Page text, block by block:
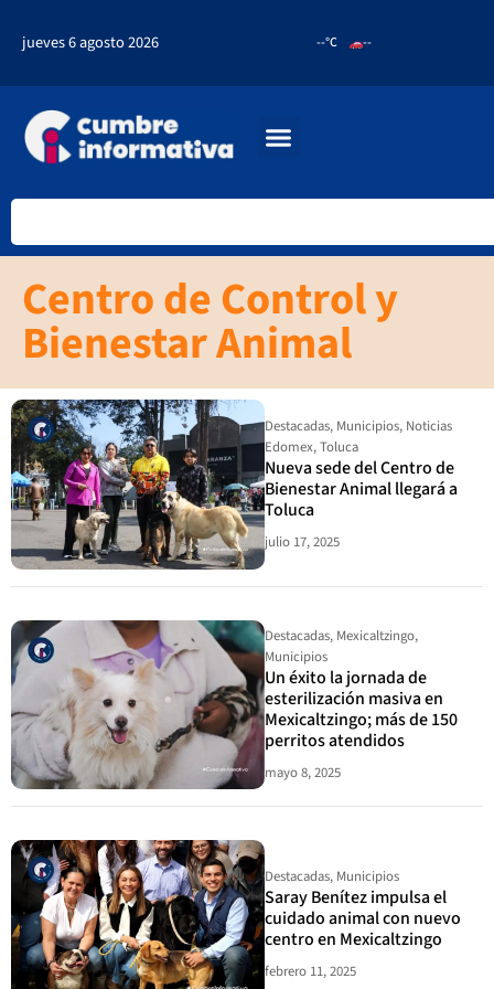
jueves 6 agosto 2026 --°C --
Centro de Control y
Bienestar Animal
Destacadas, Municipios, Noticias
Edomex,Toluca
Nueva sede del Centro de
Bienestar Animal llegará a
Toluca
julio 17, 2025
Destacadas, Mexicaltzingo,
Municipios
Un éxito la jornada de
esterilización masiva en
Mexicaltzingo; más de 150
perritos atendidos
mayo 8, 2025
Destacadas, Municipios
Saray Benítez impulsa el
cuidado animal con nuevo
centro en Mexicaltzingo
febrero 11, 2025